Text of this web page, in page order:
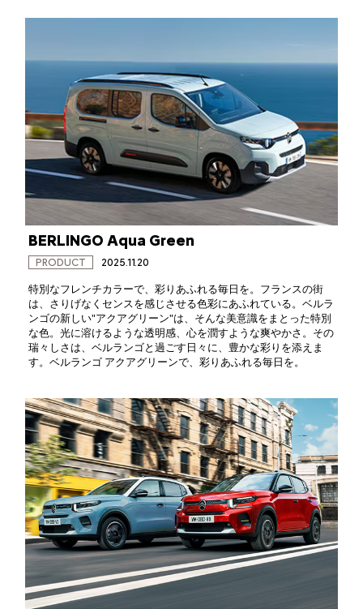
BERLINGO Aqua Green
PRODUCT 2025.11.20
特別なフレンチカラーで、彩りあふれる毎日を。フランスの街
は、さりげなくセンスを感じさせる色彩にあふれている。ベルラ
ンゴの新しい"アクアグリーン"は、そんな美意識をまとった特別
な色。光に溶けるような透明感、心を潤すような爽やかさ。その
瑞々しさは、ベルランゴと過ごす日々に、豊かな彩りを添えま
す。ベルランゴ アクアグリーンで、彩りあふれる毎日を。